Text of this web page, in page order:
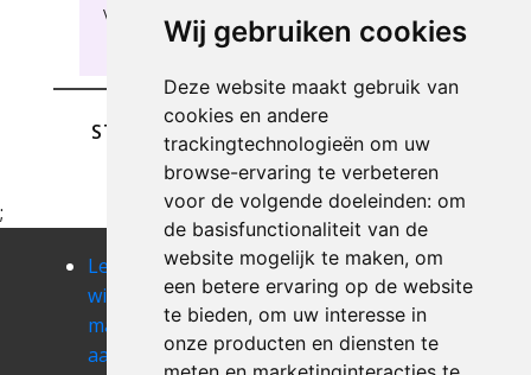
Wij gebruiken cookies
Deze website maakt gebruik van
cookies en andere
trackingtechnologieën om uw
browse-ervaring te verbeteren
voor de volgende doeleinden: om
de basisfunctionaliteit van de
website mogelijk te maken, om
een betere ervaring op de website
te bieden, om uw interesse in
onze producten en diensten te
Vlaams-Brabant .
STUREN
;
Leegmaken
winkel of
magazij
aarschot
Leegmaken
winkel of
magazij
affligem
Leegmaken
winkel of
magazij
alsemberg